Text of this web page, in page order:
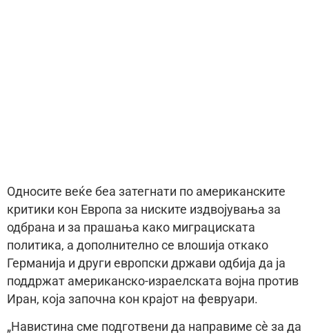
Односите веќе беа затегнати по американските
критики кон Европа за ниските издвојувања за
одбрана и за прашања како миграциската
политика, а дополнително се влошија откако
Германија и други европски држави одбија да ја
поддржат американско-израелската војна против
Иран, која започна кон крајот на февруари.
„Навистина сме подготвени да направиме сè за да